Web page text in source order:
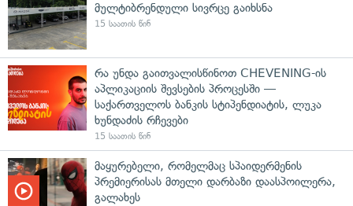
მულტიბრენდული სივრცე გაიხსნა
15 საათის წინ
რა უნდა გაითვალისწინოთ CHEVENING-ის
აპლიკაციის შევსების პროცესში —
საქართველოს ბანკის სტიპენდიატის, ლუკა
ხუნდაძის რჩევები
15 საათის წინ
მაყურებელი, რომელმაც სპაიდერმენის
პრემიერისას მთელი დარბაზი დაასპოილერა,
გალახეს